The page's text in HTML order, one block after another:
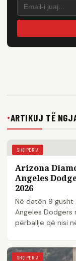
●ARTIKUJ TË
SHQIPERIA
Arizona
Angeles
2026
Në datën 9 gusht
Angeles Dodgers
përballje që nisi
SHQIPERIA